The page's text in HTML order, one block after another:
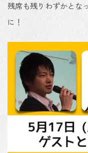
残席も残りわずかとな
に！